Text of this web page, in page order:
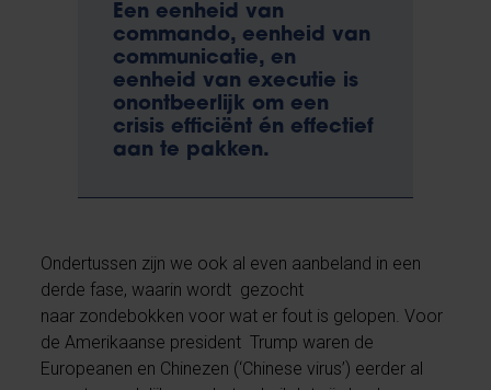
Een eenheid van
commando, eenheid van
communicatie, en
eenheid van executie is
onontbeerlijk om een
crisis efficiënt én effectief
aan te pakken.
Ondertussen zijn we ook al even aanbeland in een
derde fase, waarin wordt gezocht
naar zondebokken voor wat er fout is gelopen. Voor
de Amerikaanse president Trump waren de
Europeanen en Chinezen (‘Chinese virus’) eerder al